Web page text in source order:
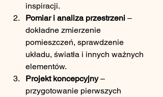
inspiracji.
Pomiar i analiza przestrzeni –
dokładne zmierzenie
pomieszczeń, sprawdzenie
układu, światła i innych ważnych
elementów.
Projekt koncepcyjny –
przygotowanie pierwszych